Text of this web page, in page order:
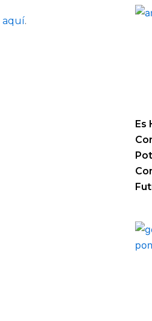
aquí.
Es